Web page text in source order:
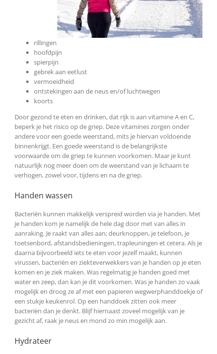
rillingen
hoofdpijn
spierpijn
gebrek aan eetlust
vermoeidheid
ontstekingen aan de neus en/of luchtwegen
koorts
Door gezond te eten en drinken, dat rijk is aan vitamine A en C,
beperk je het risico op de griep. Deze vitamines zorgen onder
andere voor een goede weerstand, mits je hiervan voldoende
binnenkrijgt. Een goede weerstand is de belangrijkste
voorwaarde om de griep te kunnen voorkomen. Maar je kunt
natuurlijk nog meer doen om de weerstand van je lichaam te
verhogen, zowel voor, tijdens en na de griep.
Handen wassen
Bacteriën kunnen makkelijk verspreid worden via je handen. Met
je handen kom je namelijk de hele dag door met van alles in
aanraking. Je raakt van alles aan; deurknoppen, je telefoon, je
toetsenbord, afstandsbedieningen, trapleuningen et cetera. Als je
daarna bijvoorbeeld iets te eten voor jezelf maakt, kunnen
virussen, bacteriën en ziekteverwekkers van je handen op je eten
komen en je ziek maken. Was regelmatig je handen goed met
water en zeep, dan kan je dit voorkomen. Was je handen zo vaak
mogelijk en droog ze af met een papieren wegwerphanddoekje of
een stukje keukenrol. Op een handdoek zitten ook meer
bacteriën dan je denkt. Blijf hiernaast zoveel mogelijk van je
gezicht af, raak je neus en mond zo min mogelijk aan.
Hydrateer